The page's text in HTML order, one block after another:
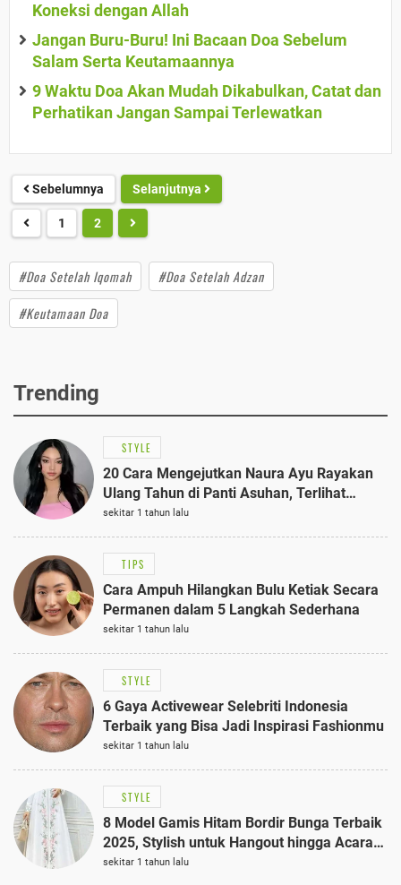
Koneksi dengan Allah
Jangan Buru-Buru! Ini Bacaan Doa Sebelum
Salam Serta Keutamaannya
9 Waktu Doa Akan Mudah Dikabulkan, Catat dan
Perhatikan Jangan Sampai Terlewatkan
Sebelumnya Selanjutnya
1 2
#Doa Setelah Iqomah
#Doa Setelah Adzan
#Keutamaan Doa
Trending
STYLE
20 Cara Mengejutkan Naura Ayu Rayakan
Ulang Tahun di Panti Asuhan, Terlihat
Anggun dengan Kaftan Cokelat
sekitar 1 tahun lalu
TIPS
Cara Ampuh Hilangkan Bulu Ketiak Secara
Permanen dalam 5 Langkah Sederhana
sekitar 1 tahun lalu
STYLE
6 Gaya Activewear Selebriti Indonesia
Terbaik yang Bisa Jadi Inspirasi Fashionmu
sekitar 1 tahun lalu
STYLE
8 Model Gamis Hitam Bordir Bunga Terbaik
2025, Stylish untuk Hangout hingga Acara
Semi-Formal
sekitar 1 tahun lalu